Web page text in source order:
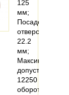
125
мм;
Посадочное
отверстие
22.2
мм;
Максимально
допустимые
12250
оборотов